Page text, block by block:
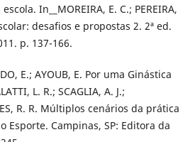
In__MOREIRA, E. C.; PEREIRA,
desafios e propostas 2. 2ª ed.
p. 137-166.
E.; AYOUB, E. Por uma Ginástica
L. R.; SCAGLIA, A. J.;
R. R. Múltiplos cenários da prática
Esporte. Campinas, SP: Editora da